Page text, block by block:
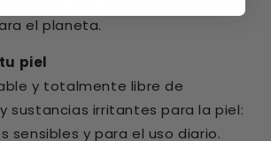
el planeta.
piel
y totalmente libre de
sustancias irritantes para la piel:
sensibles y para el uso diario.